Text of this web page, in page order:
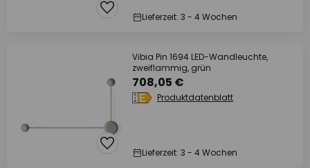
Lieferzeit: 3 - 4 Wochen
Vibia Pin 1694 LED-Wandleuchte,
zweiflammig, grün
708,05 €
Produktdatenblatt
Lieferzeit: 3 - 4 Wochen